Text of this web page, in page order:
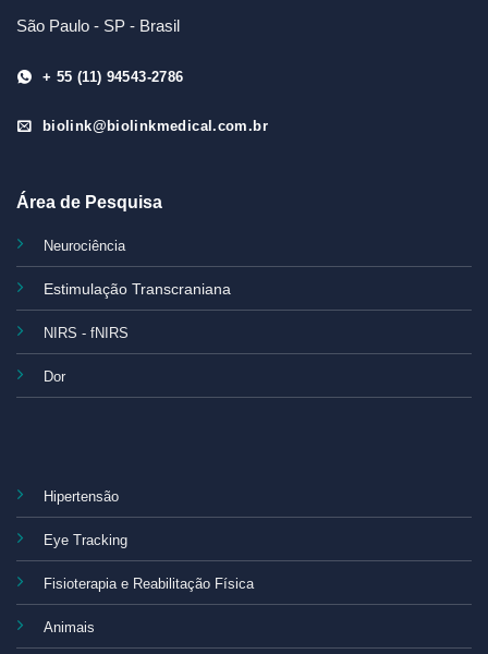
São Paulo - SP - Brasil
+ 55 (11) 94543-2786
biolink@biolinkmedical.com.br
Área de Pesquisa
Neurociência
Estimulação Transcraniana
NIRS - fNIRS
Dor
Hipertensão
Eye Tracking
Fisioterapia e Reabilitação Física
Animais